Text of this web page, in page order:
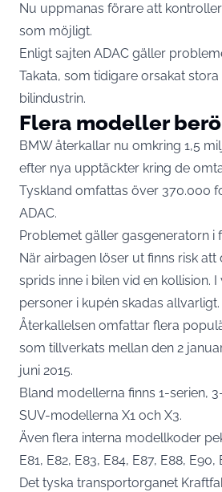
Nu uppmanas förare att
som möjligt.
Enligt sajten ADAC gäller
Takata, som tidigare orsakat
bilindustrin.
Flera modeller
BMW återkallar nu omkring 1,5
efter nya upptäckter kring de
Tyskland omfattas över 370.000
ADAC.
Problemet gäller gasgeneratorn i
När airbagen löser ut finns risk
sprids inne i bilen vid en kollision.
personer i kupén skadas allvarligt.
Återkallelsen omfattar flera
som tillverkats mellan den 2
juni 2015.
Bland modellerna finns 1-serien,
SUV-modellerna X1 och X3.
Även flera interna modellkoder
E81, E82, E83, E84, E87, E88, E90,
Det tyska transportorganet